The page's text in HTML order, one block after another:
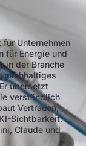
Unternehmen
für Energie und
in der Branche
nachhaltiges
übersetzt
verständlich
Vertrauen,
Sichtbarkeit.
Claude und